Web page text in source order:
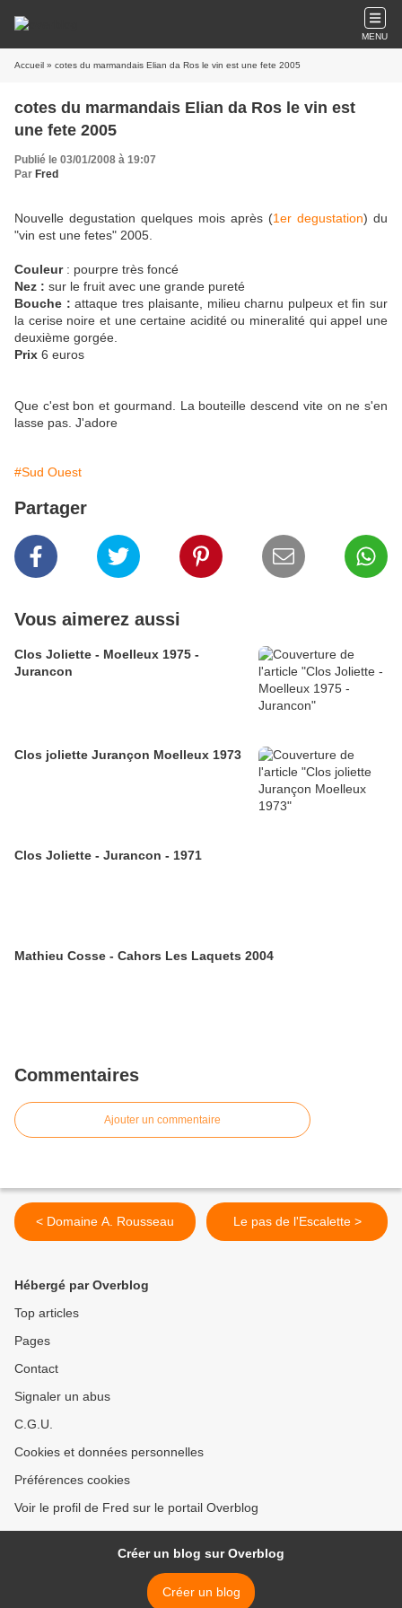
MENU
Accueil » cotes du marmandais Elian da Ros le vin est une fete 2005
cotes du marmandais Elian da Ros le vin est
une fete 2005
Publié le 03/01/2008 à 19:07
Par Fred
Nouvelle degustation quelques mois après (1er degustation) du
"vin est une fetes" 2005.
Couleur: pourpre très foncé
Nez : sur le fruit avec une grande pureté
Bouche : attaque tres plaisante, milieu charnu pulpeux et fin sur
la cerise noire et une certaine acidité ou mineralité qui appel une
deuxième gorgée.
Prix 6 euros
Que c'est bon et gourmand. La bouteille descend vite on ne s'en
lasse pas. J'adore
#Sud Ouest
Partager
Vous aimerez aussi
Clos Joliette - Moelleux 1975 -
Jurancon
Clos joliette Jurançon Moelleux 1973
Clos Joliette - Jurancon - 1971
Mathieu Cosse - Cahors Les Laquets 2004
Commentaires
Ajouter un commentaire
< Domaine A. Rousseau Le pas de l'Escalette >
Hébergé par Overblog
Top articles
Pages
Contact
Signaler un abus
C.G.U.
Cookies et données personnelles
Préférences cookies
Voir le profil de Fred sur le portail Overblog
Créer un blog sur Overblog
Créer un blog